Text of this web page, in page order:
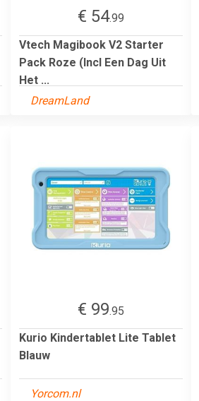
€ 54.99
Vtech Magibook V2 Starter
Pack Roze (Incl Een Dag Uit
Het ...
DreamLand
€ 99.95
Kurio Kindertablet Lite Tablet
Blauw
Yorcom.nl